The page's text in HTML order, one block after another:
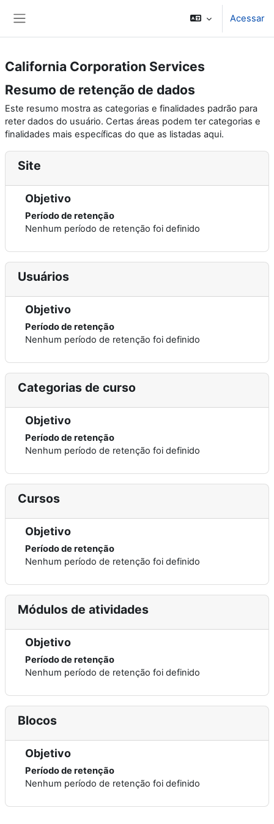
Acessar
California Corporation Services
Resumo de retenção de dados
Este resumo mostra as categorias e finalidades padrão para
reter dados do usuário. Certas áreas podem ter categorias e
finalidades mais específicas do que as listadas aqui.
Site
Objetivo
Período de retenção
Nenhum período de retenção foi definido
Usuários
Objetivo
Período de retenção
Nenhum período de retenção foi definido
Categorias de curso
Objetivo
Período de retenção
Nenhum período de retenção foi definido
Cursos
Objetivo
Período de retenção
Nenhum período de retenção foi definido
Módulos de atividades
Objetivo
Período de retenção
Nenhum período de retenção foi definido
Blocos
Objetivo
Período de retenção
Nenhum período de retenção foi definido